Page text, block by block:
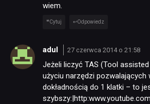
wiem.
Cytuj Odpowiedz
adul 27 czerwca 2014 o 21:58
Jeżeli liczyć TAS (Tool
użyciu narzędzi pozwalających
dokładnością do 1 klatki – to